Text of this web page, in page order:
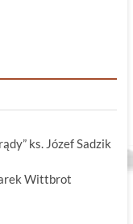
ks. Józef Sadzik
Wittbrot